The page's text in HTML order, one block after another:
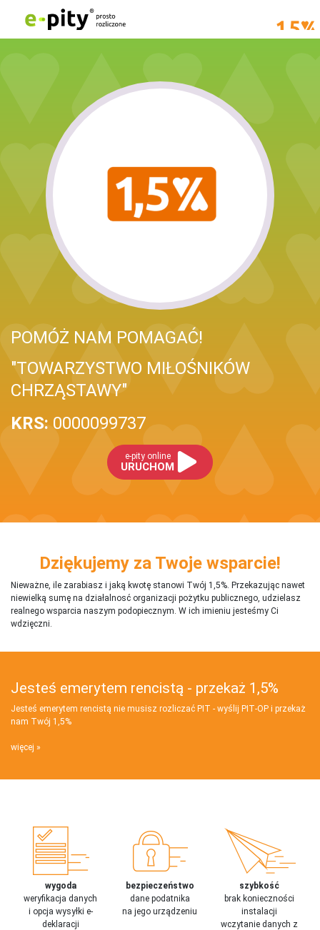
POMÓŻ NAM POMAGAĆ!
"TOWARZYSTWO MIŁOŚNIKÓW
CHRZĄSTAWY"
KRS: 0000099737
e-pity online
URUCHOM
Dziękujemy za Twoje wsparcie!
Nieważne, ile zarabiasz i jaką kwotę stanowi Twój 1,5%. Przekazując nawet
niewielką sumę na działalnosć organizacji pożytku publicznego, udzielasz
realnego wsparcia naszym podopiecznym. W ich imieniu jesteśmy Ci
wdzięczni.
Jesteś emerytem rencistą - przekaż 1,5%
Jesteś emerytem rencistą nie musisz rozliczać PIT - wyślij PIT‑OP i przekaż
nam Twój 1,5%
więcej
wygoda
weryfikacja danych
i opcja wysyłki e-
deklaracji
bezpieczeństwo
dane podatnika
na jego urządzeniu
szybkość
brak konieczności
instalacji
wczytanie danych z